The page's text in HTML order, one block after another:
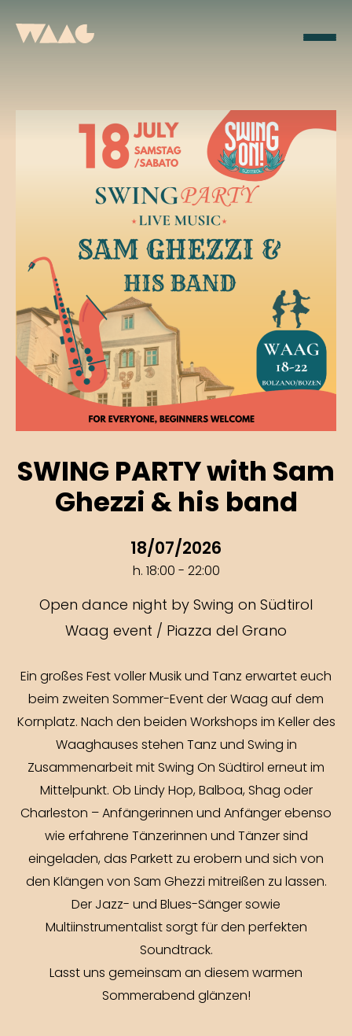
SWING PARTY with Sam
Ghezzi & his band
18/07/2026
h. 18:00 - 22:00
Open dance night by Swing on Südtirol
Waag event / Piazza del Grano
Ein großes Fest voller Musik und Tanz erwartet euch
beim zweiten Sommer-Event der Waag auf dem
Kornplatz. Nach den beiden Workshops im Keller des
Waaghauses stehen Tanz und Swing in
Zusammenarbeit mit Swing On Südtirol erneut im
Mittelpunkt. Ob Lindy Hop, Balboa, Shag oder
Charleston – Anfängerinnen und Anfänger ebenso
wie erfahrene Tänzerinnen und Tänzer sind
eingeladen, das Parkett zu erobern und sich von
den Klängen von Sam Ghezzi mitreißen zu lassen.
Der Jazz- und Blues-Sänger sowie
Multiinstrumentalist sorgt für den perfekten
Soundtrack.
Lasst uns gemeinsam an diesem warmen
Sommerabend glänzen!